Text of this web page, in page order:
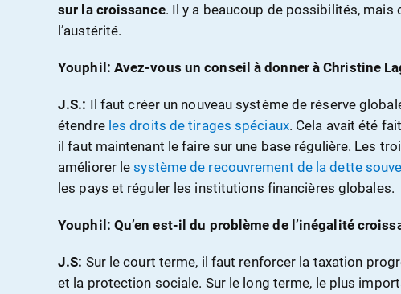
sur la croissance. Il y a beaucoup de possibilités, mais
l’austérité.
Youphil: Avez-vous un conseil à donner à Christine
J.S.: Il faut créer un nouveau système de réserve
étendre les droits de tirages spéciaux. Cela avait été
il faut maintenant le faire sur une base régulière. Les
améliorer lesystème de recouvrement de la dette
les pays et réguler les institutions financières globales.
Youphil: Qu’en est-il du problème de l’inégalité
J.S: Sur le court terme, il faut renforcer la taxation
et la protection sociale. Sur le long terme, le plus